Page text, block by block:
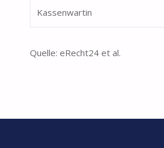
Kassenwartin
Quelle: eRecht24 et al.